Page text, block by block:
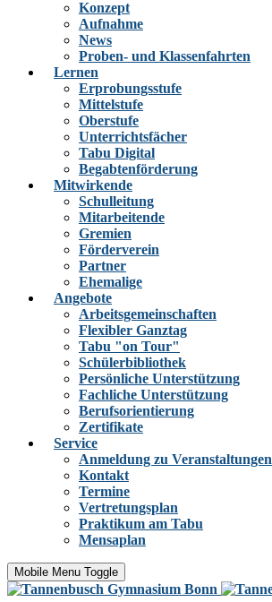
Konzept
Aufnahme
News
Proben- und Klassenfahrten
Lernen
Erprobungsstufe
Mittelstufe
Oberstufe
Unterrichtsfächer
Tabu Digital
Begabtenförderung
Mitwirkende
Schulleitung
Mitarbeitende
Gremien
Förderverein
Partner
Ehemalige
Angebote
Arbeitsgemeinschaften
Flexibler Ganztag
Tabu "on Tour"
Schülerbibliothek
Persönliche Unterstützung
Fachliche Unterstützung
Berufsorientierung
Zertifikate
Service
Anmeldung zu Veranstaltungen
Kontakt
Termine
Vertretungsplan
Praktikum am Tabu
Mensaplan
Mobile Menu Toggle